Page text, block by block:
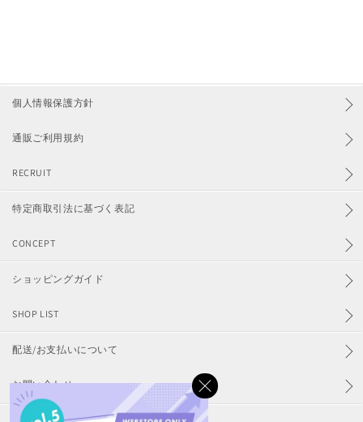
個人情報保護方針
通販ご利用規約
RECRUIT
特定商取引法に基づく表記
CONCEPT
ショッピングガイド
SHOP LIST
配送/お支払いについて
お問い合わせ